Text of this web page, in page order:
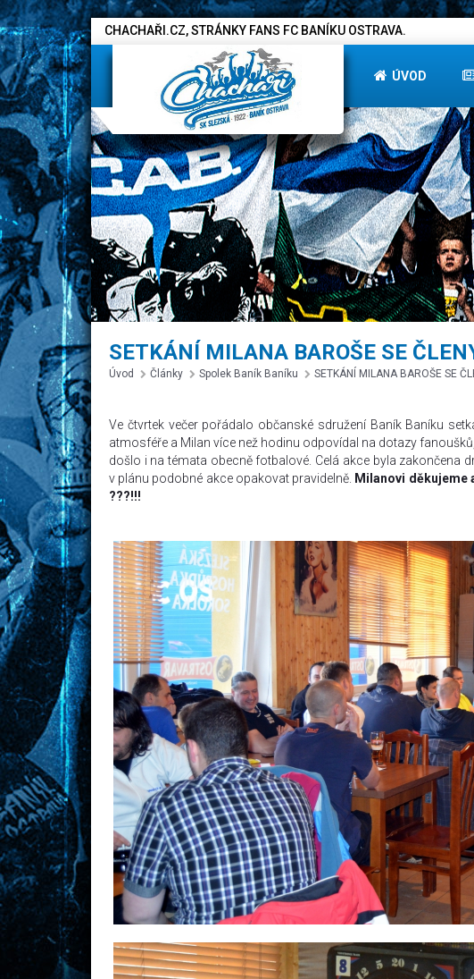
CHACHAŘI.CZ, STRÁNKY FANS FC BANÍKU OSTRAVA.
ÚVOD
SETKÁNÍ MILANA BAROŠE SE
Úvod Články Spolek Baník Baníku SETKÁNÍ MILANA BAROŠE SE
Ve čtvrtek večer pořádalo občanské sdružení Baník Baníku
atmosféře a Milan více než hodinu odpovídal na dotazy
došlo i na témata obecně fotbalové. Celá akce byla
v plánu podobné akce opakovat pravidelně. Milanovi děkujeme
???!!!